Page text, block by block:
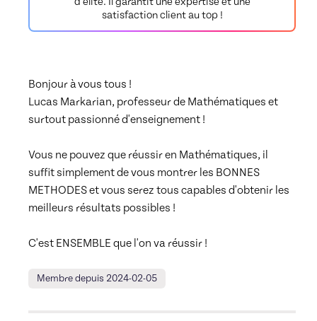
satisfaction client au top !
Bonjour à vous tous !
Lucas Markarian, professeur de Mathématiques et
surtout passionné d'enseignement !
Vous ne pouvez que réussir en Mathématiques, il
suffit simplement de vous montrer les BONNES
METHODES et vous serez tous capables d'obtenir les
meilleurs résultats possibles !
C'est ENSEMBLE que l'on va réussir !
Membre depuis 2024-02-05